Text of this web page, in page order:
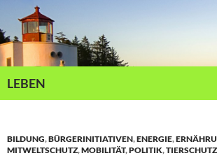
Inhalt
springen
LEBEN
BILDUNG,BÜRGERINITIATIVEN,ENERGIE,
MITWELTSCHUTZ,MOBILITÄT,POLITIK,TIERSCHUTZ